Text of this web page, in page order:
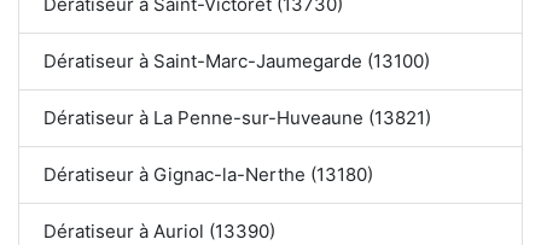
Dératiseur à Saint-Victoret (13730)
Dératiseur à Saint-Marc-Jaumegarde (13100)
Dératiseur à La Penne-sur-Huveaune (13821)
Dératiseur à Gignac-la-Nerthe (13180)
Dératiseur à Auriol (13390)